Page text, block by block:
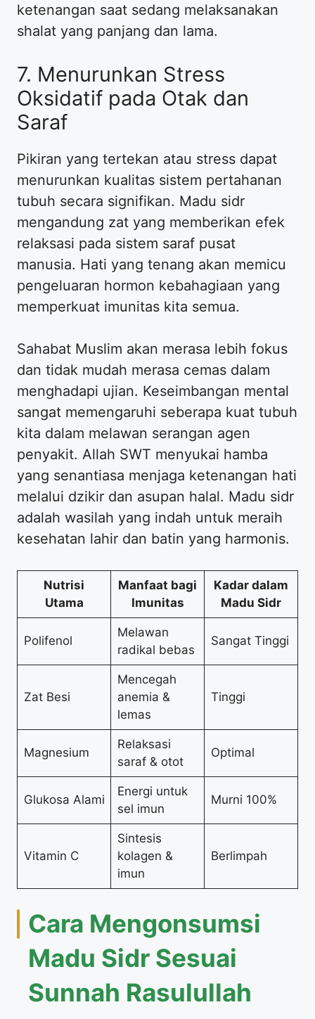
ketenangan saat sedang melaksanakan
shalat yang panjang dan lama.
7. Menurunkan Stress
Oksidatif pada Otak dan
Saraf
Pikiran yang tertekan atau stress dapat
menurunkan kualitas sistem pertahanan
tubuh secara signifikan. Madu sidr
mengandung zat yang memberikan efek
relaksasi pada sistem saraf pusat
manusia. Hati yang tenang akan memicu
pengeluaran hormon kebahagiaan yang
memperkuat imunitas kita semua.
Sahabat Muslim akan merasa lebih fokus
dan tidak mudah merasa cemas dalam
menghadapi ujian. Keseimbangan mental
sangat memengaruhi seberapa kuat tubuh
kita dalam melawan serangan agen
penyakit. Allah SWT menyukai hamba
yang senantiasa menjaga ketenangan hati
melalui dzikir dan asupan halal. Madu sidr
adalah wasilah yang indah untuk meraih
kesehatan lahir dan batin yang harmonis.
Nutrisi
Utama
Manfaat bagi
Imunitas
Kadar dalam
Madu Sidr
Polifenol
Melawan
radikal bebas
Sangat Tinggi
Zat Besi
Mencegah
anemia &
lemas
Tinggi
Magnesium
Relaksasi
saraf & otot
Optimal
Glukosa Alami
Energi untuk
sel imun
Murni 100%
Vitamin C
Sintesis
kolagen &
imun
Berlimpah
Cara Mengonsumsi
Madu Sidr Sesuai
Sunnah Rasulullah